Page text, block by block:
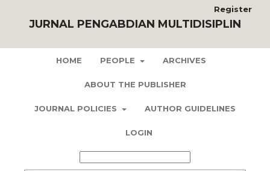
JURNAL PENGABDIAN MULTIDISIPLIN
HOME PEOPLE ARCHIVES
ABOUT THE PUBLISHER
JOURNAL POLICIES AUTHOR GUIDELINES
LOGIN
Register